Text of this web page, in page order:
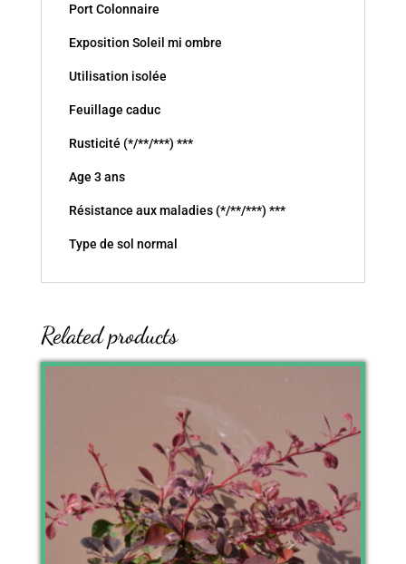
Port Colonnaire
Exposition Soleil mi ombre
Utilisation isolée
Feuillage caduc
Rusticité (*/**/***) ***
Age 3 ans
Résistance aux maladies (*/**/***) ***
Type de sol normal
Related products